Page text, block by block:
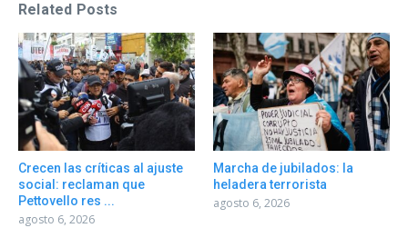
Related Posts
Crecen las críticas al ajuste
social: reclaman que
Pettovello res ...
agosto 6, 2026
Marcha de jubilados: la
heladera terrorista
agosto 6, 2026